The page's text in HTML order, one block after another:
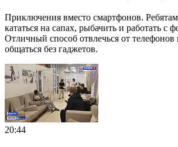
Приключения вместо смартфонов.
кататься на сапах, рыбачить и работать с
Отличный способ отвлечься от телефонов
общаться без гаджетов.
20:44